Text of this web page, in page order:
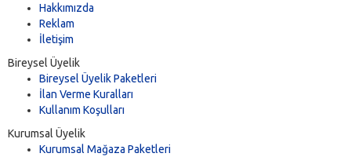
Hakkımızda
Reklam
İletişim
Bireysel Üyelik
Bireysel Üyelik Paketleri
İlan Verme Kuralları
Kullanım Koşulları
Kurumsal Üyelik
Kurumsal Mağaza Paketleri